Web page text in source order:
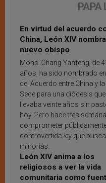
PAPA
En virtud del acuerdo
China, León XIV
nuevo obispo
Mons. Chang Yanfeng, de
años, ha sido nombrado
del Acuerdo entre China y
Sede para una diócesis que
llevaba veinte años sin
hoy. Pero hace tres
comprometer
controvertida ley que
minorías.
León XIV anima a los
religiosos a ver la vida
comunitaria como